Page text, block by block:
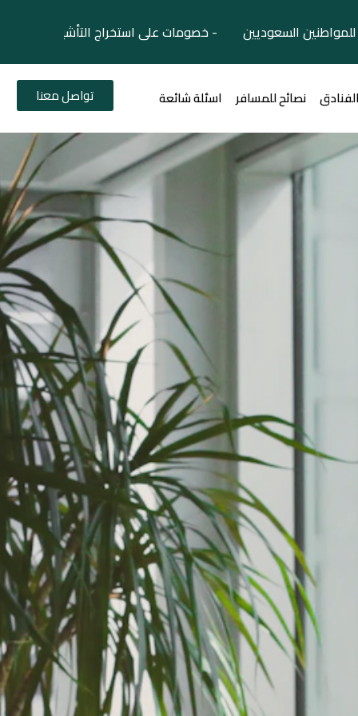
السعوديين - خصومات على استخراج التأشيرات
نصائح للمسافر اسئلة شائعة تواصل معنا